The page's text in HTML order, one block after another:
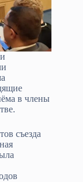
в члены
съезда